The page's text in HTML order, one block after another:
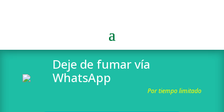
Deje de fumar vía
WhatsApp
Por tiempo limitado